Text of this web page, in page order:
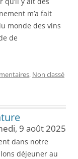
m’a fait
monde des vins
de
, Non classé
9 août 2025
dans notre
déjeuner au